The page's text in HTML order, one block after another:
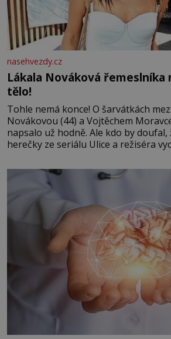
nasehvezdy.cz
Lákala Nováková řemeslníka
tělo!
Tohle nemá konce! O šarvátkách
Novákovou (44) a Vojtěchem
napsalo už hodně. Ale kdo by
herečky ze seriálu Ulice a režiséra